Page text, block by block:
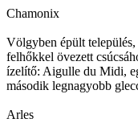
Chamonix
Völgyben épült
felhőkkel övezett
ízelítő: Aigulle du Midi,
második legnagyobb
Arles